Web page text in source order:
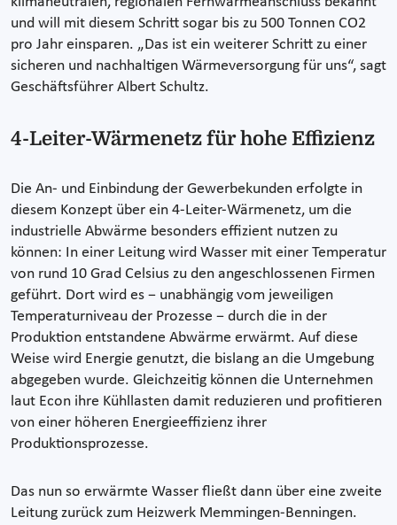
und will mit diesem Schritt sogar bis zu 500 Tonnen CO2
pro Jahr einsparen. „Das ist ein weiterer Schritt zu einer
sicheren und nachhaltigen Wärmeversorgung für uns“, sagt
Geschäftsführer Albert Schultz.
4-Leiter-Wärmenetz für hohe Effizienz
Die An- und Einbindung der Gewerbekunden erfolgte in
diesem Konzept über ein 4-Leiter-Wärmenetz, um die
industrielle Abwärme besonders effizient nutzen zu
können: In einer Leitung wird Wasser mit einer Temperatur
von rund 10 Grad Celsius zu den angeschlossenen Firmen
geführt. Dort wird es − unabhängig vom jeweiligen
Temperaturniveau der Prozesse − durch die in der
Produktion entstandene Abwärme erwärmt. Auf diese
Weise wird Energie genutzt, die bislang an die Umgebung
abgegeben wurde. Gleichzeitig können die Unternehmen
laut Econ ihre Kühllasten damit reduzieren und profitieren
von einer höheren Energieeffizienz ihrer
Produktionsprozesse.
Das nun so erwärmte Wasser fließt dann über eine zweite
Leitung zurück zum Heizwerk Memmingen-Benningen.